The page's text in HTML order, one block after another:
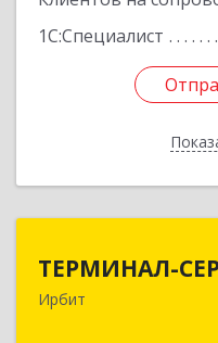
1С:Специалист
ТЕРМИНАЛ-
Ирбит